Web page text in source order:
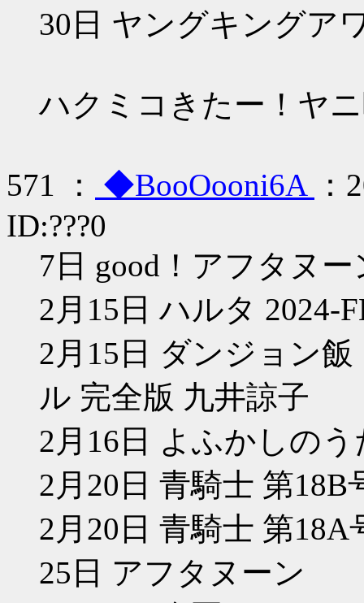
30日 ヤングキングア
ハクミコきたー！ヤ
571 ： ◆BooOooni6A
ID:???0
7日 good！アフタヌー
2月15日 ハルタ 2024-
2月15日 ダンジョン
ル 完全版 九井諒子
2月16日 よふかしの
2月20日 青騎士 第18B
2月20日 青騎士 第18A
25日 アフタヌーン